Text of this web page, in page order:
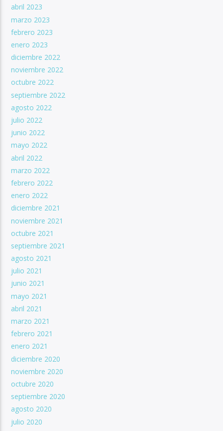
abril 2023
marzo 2023
febrero 2023
enero 2023
diciembre 2022
noviembre 2022
octubre 2022
septiembre 2022
agosto 2022
julio 2022
junio 2022
mayo 2022
abril 2022
marzo 2022
febrero 2022
enero 2022
diciembre 2021
noviembre 2021
octubre 2021
septiembre 2021
agosto 2021
julio 2021
junio 2021
mayo 2021
abril 2021
marzo 2021
febrero 2021
enero 2021
diciembre 2020
noviembre 2020
octubre 2020
septiembre 2020
agosto 2020
julio 2020